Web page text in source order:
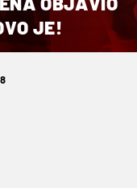
JE!